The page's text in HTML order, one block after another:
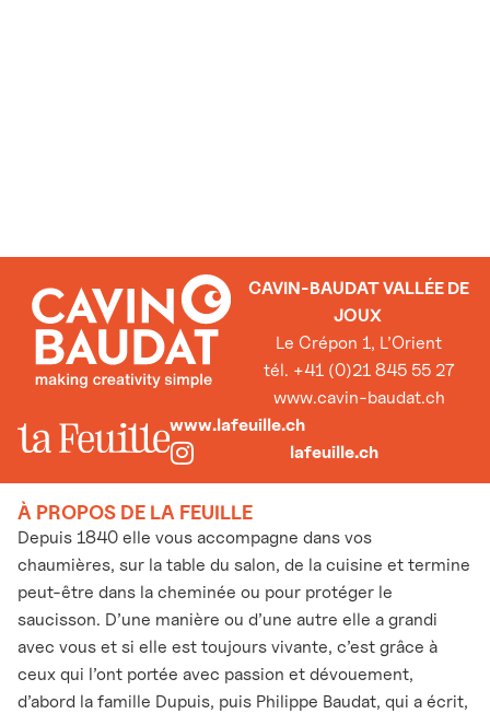
CAVIN-BAUDAT VALLÉE DE
JOUX
Le Crépon 1, L’Orient
tél. +41 (0)21 845 55 27
www.cavin-baudat.ch
www.lafeuille.ch
lafeuille.ch
À PROPOS DE LA FEUILLE
Depuis 1840 elle vous accompagne dans vos
chaumières, sur la table du salon, de la cuisine et termine
peut-être dans la cheminée ou pour protéger le
saucisson. D’une manière ou d’une autre elle a grandi
avec vous et si elle est toujours vivante, c’est grâce à
ceux qui l’ont portée avec passion et dévouement,
d’abord la famille Dupuis, puis Philippe Baudat, qui a écrit,